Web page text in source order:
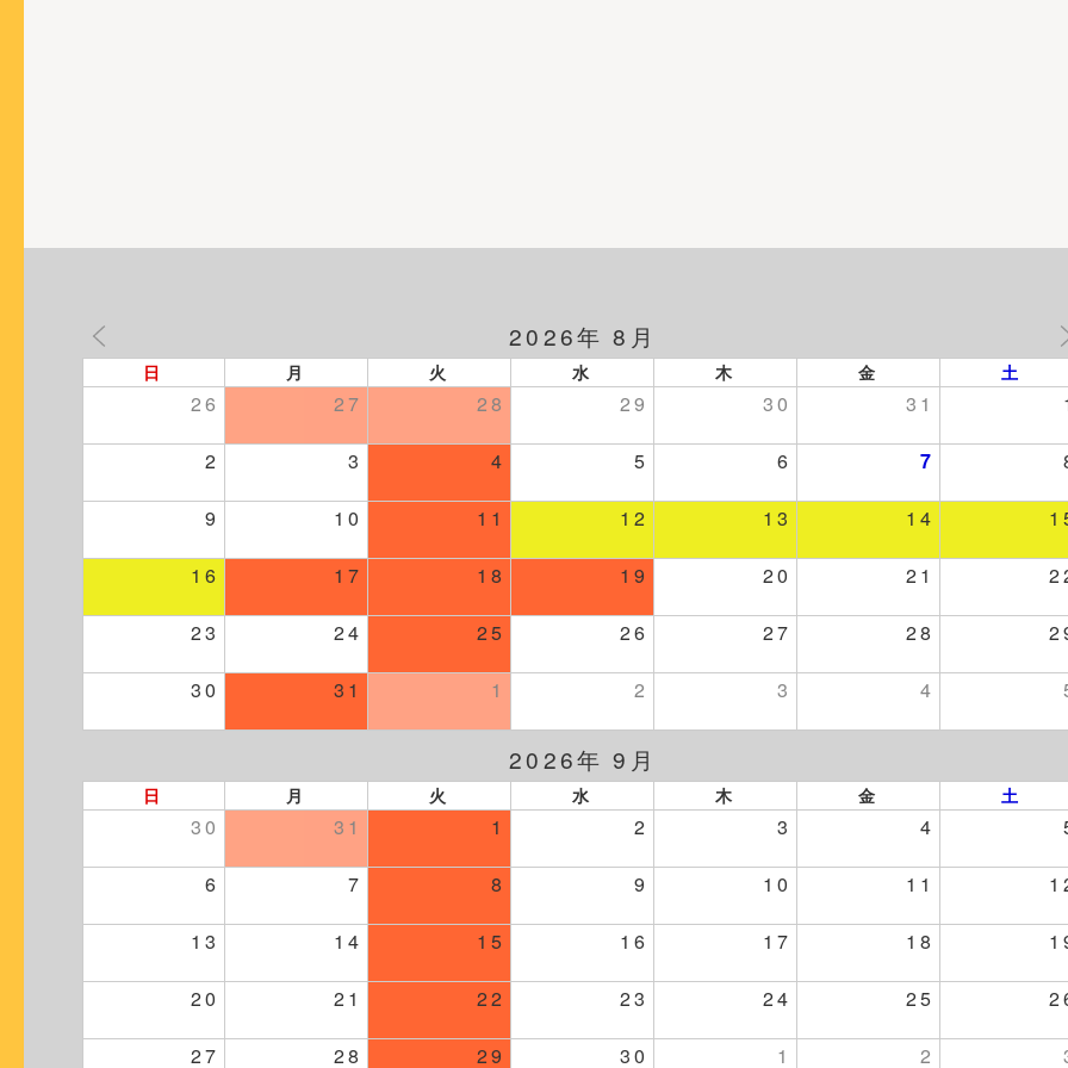
2026年 8月
日 月 火 水 木 金 土
26 27 28 29 30 31
2 3 4 5 6 7
9 10 11 12 13 14
16 17 18 19 20 21
23 24 25 26 27 28
30 31 1 2 3 4
2026年 9月
日 月 火 水 木 金 土
30 31 1 2 3 4
6 7 8 9 10 11
13 14 15 16 17 18
20 21 22 23 24 25
27 28 29 30 1 2